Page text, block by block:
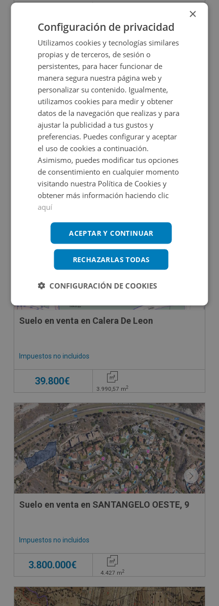
Av De La Resinera 3 Y 4, 29680 Estepona - Málaga
Impuestos no incluidos
2 inmuebles disponibles
Desde 350.000€
Suelo en venta en Calera De Leon
Impuestos no incluidos
39.800€
3.990,57 m2
Suelo en venta en SANTANGELO OESTE, 9
Impuestos no incluidos
3.800.000€
4.427 m2
CONDICIONES ESPECIALES
×
Configuración de privacidad
Utilizamos cookies y tecnologías similares
propias y de terceros, de sesión o
persistentes, para hacer funcionar de
manera segura nuestra página web y
personalizar su contenido. Igualmente,
utilizamos cookies para medir y obtener
datos de la navegación que realizas y para
ajustar la publicidad a tus gustos y
preferencias. Puedes configurar y aceptar
el uso de cookies a continuación.
Asimismo, puedes modificar tus opciones
de consentimiento en cualquier momento
visitando nuestra Política de Cookies y
obtener más información haciendo clic
aquí
ACEPTAR Y CONTINUAR
RECHAZARLAS TODAS
CONFIGURACIÓN DE COOKIES